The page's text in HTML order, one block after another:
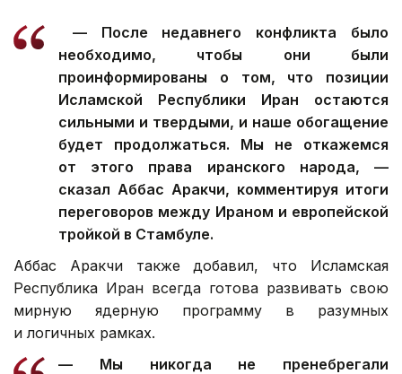
— После недавнего конфликта было
необходимо, чтобы они были
проинформированы о том, что позиции
Исламской Республики Иран остаются
сильными и твердыми, и наше обогащение
будет продолжаться. Мы не откажемся
от этого права иранского народа, —
сказал Аббас Аракчи, комментируя итоги
переговоров между Ираном и европейской
тройкой в Стамбуле.
Аббас Аракчи также добавил, что Исламская
Республика Иран всегда готова развивать свою
мирную ядерную программу в разумных
и логичных рамках.
— Мы никогда не пренебрегали